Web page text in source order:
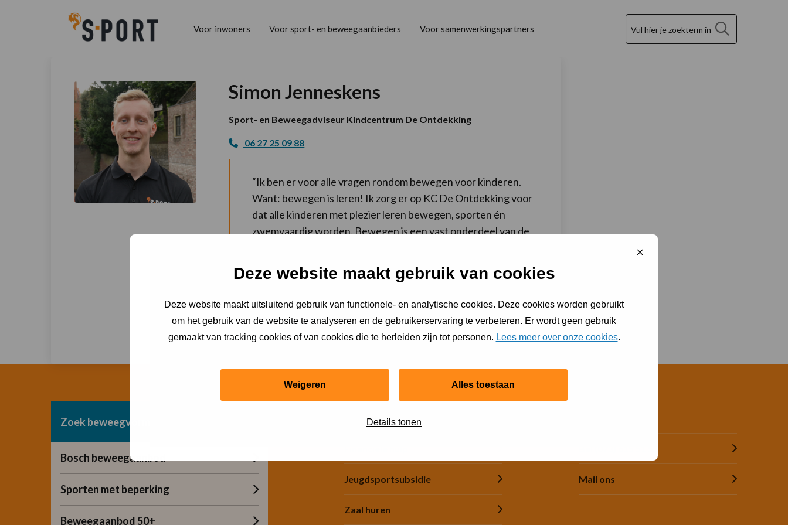
Deze website maakt gebruik van cookies
Deze website maakt uitsluitend gebruik van functionele- en analytische cookies. Deze cookies worden gebruikt
om het gebruik van de website te analyseren en de gebruikerservaring te verbeteren. Er wordt geen gebruik
gemaakt van tracking cookies of van cookies die te herleiden zijn tot personen. Lees meer over onze cookies.
Weigeren Alles toestaan
Details tonen
Sluit
Voor inwoners Voor sport- en beweegaanbieders Voor samenwerkingspartners
Simon Jenneskens
Sport- en Beweegadviseur Kindcentrum De Ontdekking
06 27 25 09 88
“Ik ben er voor alle vragen rondom bewegen voor kinderen.
Want: bewegen is leren! Ik zorg er op KC De Ontdekking voor
dat alle kinderen met plezier leren bewegen, sporten én
zwemvaardig worden. Bewegen is een vast onderdeel van de
Stuur een e-mail
Zoek beweegvorm
Bosch beweegaanbod
Sporten met beperking
Beweegaanbod 50+
Jeugdsportsubsidie
Zaal huren
Mail ons